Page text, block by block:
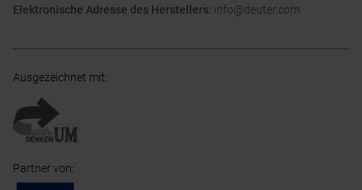
Elektronische Adresse des Herstellers: info@deuter.com
Ausgezeichnet mit:
Partner von: